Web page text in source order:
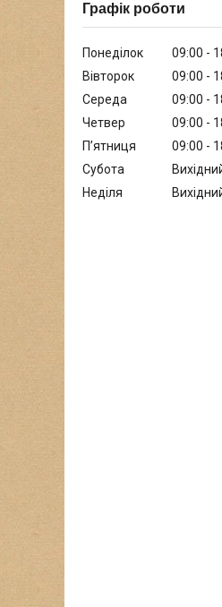
Графік роботи
Понеділок 09:00
Вівторок
09:00
Середа
09:00
Четвер
09:00
Пʼятниця
09:00
Субота
Неділя